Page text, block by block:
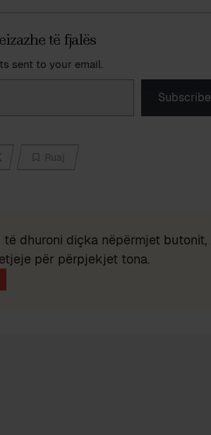
të fjalës
sent to your email.
Subscribe
Ruaj
dhuroni diçka nëpërmjet butonit,
për përpjekjet tona.